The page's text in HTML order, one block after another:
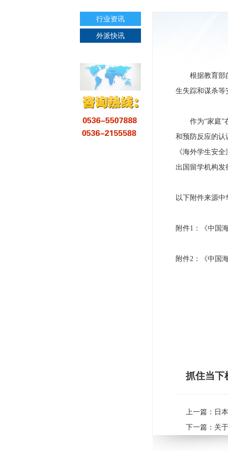
行业资讯
外派快讯
根据教育部的
生失踪和谋杀等
作为“家庭”在
和预防反应的认
《海外学生安
出国留学机构发
以下附件来源
附件1：《中国
附件2：《中国
抓住当下
上一篇： 日
下一篇： 关